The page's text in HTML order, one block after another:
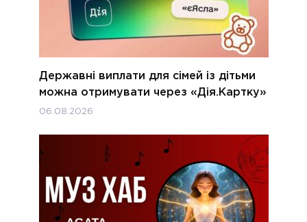
Державні виплати для сімей із дітьми
можна отримувати через «Дія.Картку»
06.08.2026